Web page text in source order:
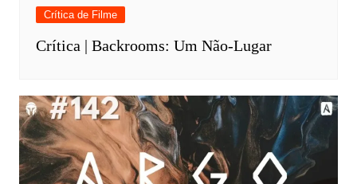
Crítica de Filme
Crítica | Backrooms: Um Não-Lugar